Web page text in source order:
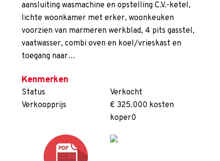
aansluiting wasmachine en opstelling C.V.-ketel,
lichte woonkamer met erker, woonkeuken
voorzien van marmeren werkblad, 4 pits gasstel,
vaatwasser, combi oven en koel/vrieskast en
toegang naar…
Kenmerken
Status
Verkocht
Verkoopprijs
€ 325.000 kosten
koper0